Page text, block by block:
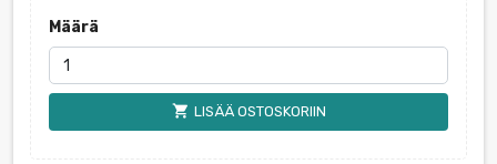
Määrä
shopping_cart LISÄÄ OSTOSKORIIN